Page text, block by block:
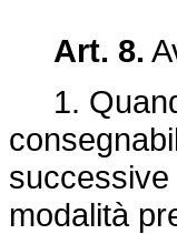
Art. 8.
1.
modalità